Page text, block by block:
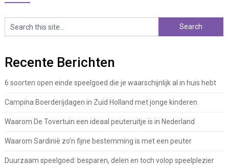
Recente Berichten
6 soorten open einde speelgoed die je waarschijnlijk al in huis hebt
Campina Boerderijdagen in Zuid Holland met jonge kinderen
Waarom De Tovertuin een ideaal peuteruitje is in Nederland
Waarom Sardinië zo’n fijne bestemming is met een peuter
Duurzaam speelgoed: besparen, delen en toch volop speelplezier